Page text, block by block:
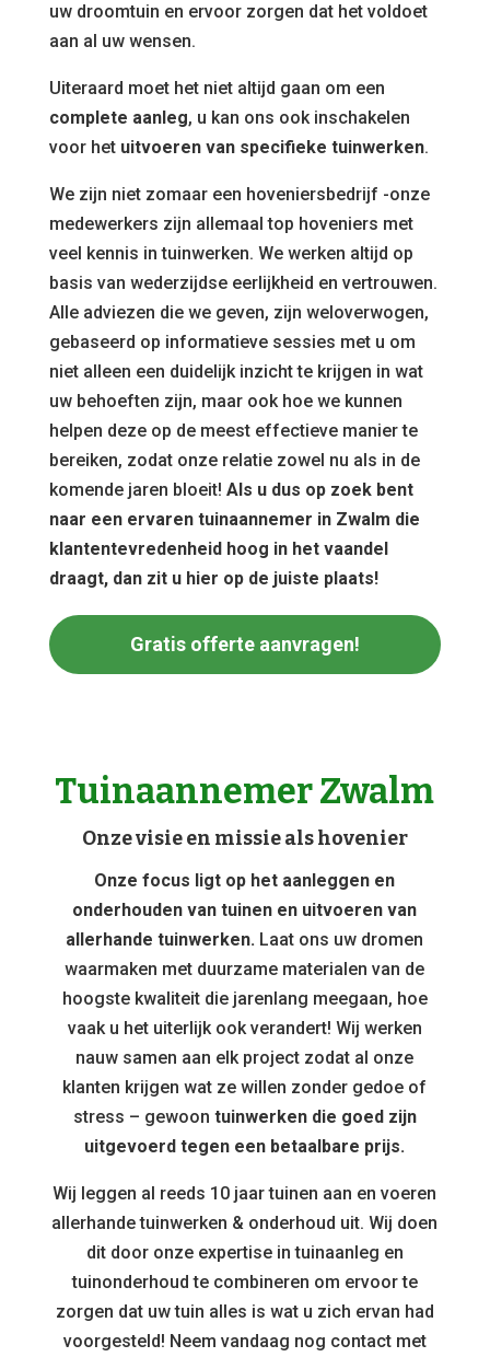
uw droomtuin en ervoor zorgen dat het voldoet
aan al uw wensen.
Uiteraard moet het niet altijd gaan om een
complete aanleg, u kan ons ook inschakelen
voor het uitvoeren van specifieke tuinwerken.
We zijn niet zomaar een hoveniersbedrijf -onze
medewerkers zijn allemaal top hoveniers met
veel kennis in tuinwerken. We werken altijd op
basis van wederzijdse eerlijkheid en vertrouwen.
Alle adviezen die we geven, zijn weloverwogen,
gebaseerd op informatieve sessies met u om
niet alleen een duidelijk inzicht te krijgen in wat
uw behoeften zijn, maar ook hoe we kunnen
helpen deze op de meest effectieve manier te
bereiken, zodat onze relatie zowel nu als in de
komende jaren bloeit! Als u dus op zoek bent
naar een ervaren tuinaannemer in Zwalm die
klantentevredenheid hoog in het vaandel
draagt, dan zit u hier op de juiste plaats!
Gratis offerte aanvragen!
Tuinaannemer Zwalm
Onze visie en missie als hovenier
Onze focus ligt op het aanleggen en
onderhouden van tuinen en uitvoeren van
allerhande tuinwerken. Laat ons uw dromen
waarmaken met duurzame materialen van de
hoogste kwaliteit die jarenlang meegaan, hoe
vaak u het uiterlijk ook verandert! Wij werken
nauw samen aan elk project zodat al onze
klanten krijgen wat ze willen zonder gedoe of
stress – gewoon tuinwerken die goed zijn
uitgevoerd tegen een betaalbare prijs.
Wij leggen al reeds 10 jaar tuinen aan en voeren
allerhande tuinwerken & onderhoud uit. Wij doen
dit door onze expertise in tuinaanleg en
tuinonderhoud te combineren om ervoor te
zorgen dat uw tuin alles is wat u zich ervan had
voorgesteld! Neem vandaag nog contact met